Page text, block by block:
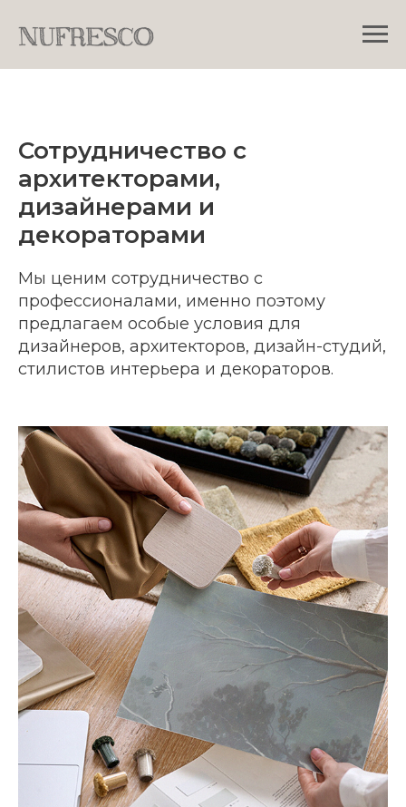
Сотрудничество с
архитекторами,
дизайнерами и
декораторами
Мы ценим сотрудничество с
профессионалами, именно поэтому
предлагаем особые условия для
дизайнеров, архитекторов, дизайн-студий,
стилистов интерьера и декораторов.